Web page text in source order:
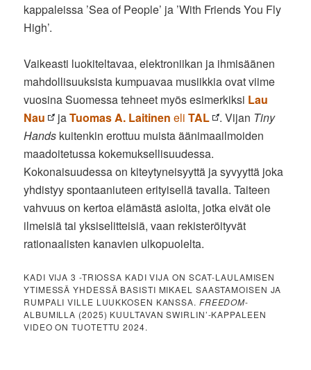
kappaleissa ’Sea of People’ ja ’With Friends You Fly
High’.
Vaikeasti luokiteltavaa, elektroniikan ja ihmisäänen
mahdollisuuksista kumpuavaa musiikkia ovat viime
vuosina Suomessa tehneet myös esimerkiksi Lau
Nau
jaTuomas A. Laitinen eliTAL . Vijan Tiny
Hands kuitenkin erottuu muista äänimaailmoiden
maadoitetussa kokemuksellisuudessa.
Kokonaisuudessa on kiteytyneisyyttä ja syvyyttä joka
yhdistyy spontaaniuteen erityisellä tavalla. Taiteen
vahvuus on kertoa elämästä asioita, jotka eivät ole
ilmeisiä tai yksiselitteisiä, vaan rekisteröityvät
rationaalisten kanavien ulkopuolelta.
KADI VIJA 3 -TRIOSSA KADI VIJA ON SCAT-LAULAMISEN
YTIMESSÄ YHDESSÄ BASISTI MIKAEL SAASTAMOISEN JA
RUMPALI VILLE LUUKKOSEN KANSSA. FREEDOM-
ALBUMILLA (2025) KUULTAVAN SWIRLIN’-KAPPALEEN
VIDEO ON TUOTETTU 2024.